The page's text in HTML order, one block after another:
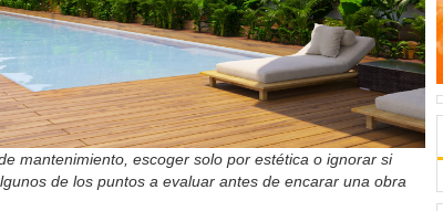
mantenimiento, escoger solo por estética o ignorar si
de los puntos a evaluar antes de encarar una obra